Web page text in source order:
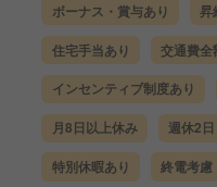
ボーナス・賞与あり 昇
住宅手当あり 交通費全
インセンティブ制度あり
月8日以上休み 週休2日
特別休暇あり 終電考慮